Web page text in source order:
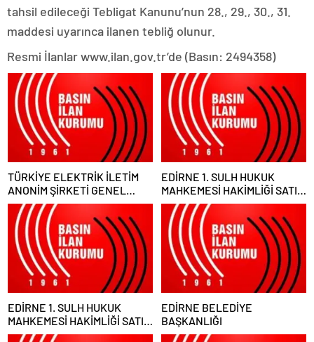
tahsil edileceği Tebligat Kanunu’nun 28., 29., 30., 31.
maddesi uyarınca ilanen tebliğ olunur.
Resmi İlanlar www.ilan.gov.tr’de (Basın: 2494358)
TÜRKİYE ELEKTRİK İLETİM
ANONİM ŞİRKETİ GENEL
MÜDÜRLÜĞÜ
EDİRNE 1. SULH HUKUK
MAHKEMESİ HAKİMLİĞİ SATIŞ
MEMURLUĞU
EDİRNE 1. SULH HUKUK
MAHKEMESİ HAKİMLİĞİ SATIŞ
MEMURLUĞU
EDİRNE BELEDİYE
BAŞKANLIĞI